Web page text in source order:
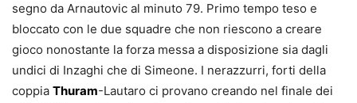
segno da Arnautovic al minuto 79. Primo tempo teso e
bloccato con le due squadre che non riescono a creare
gioco nonostante la forza messa a disposizione sia dagli
undici di Inzaghi che di Simeone. I nerazzurri, forti della
coppia Thuram-Lautaro ci provano creando nel finale dei